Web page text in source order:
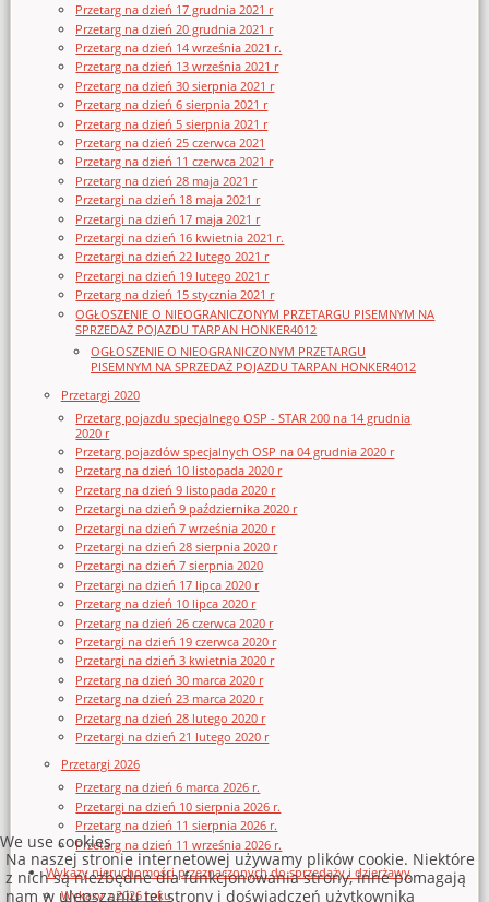
Przetarg na dzień 17 grudnia 2021 r
Przetarg na dzień 20 grudnia 2021 r
Przetarg na dzień 14 września 2021 r.
Przetarg na dzień 13 września 2021 r
Przetarg na dzień 30 sierpnia 2021 r
Przetarg na dzień 6 sierpnia 2021 r
Przetarg na dzień 5 sierpnia 2021 r
Przetarg na dzień 25 czerwca 2021
Przetarg na dzień 11 czerwca 2021 r
Przetarg na dzień 28 maja 2021 r
Przetargi na dzień 18 maja 2021 r
Przetargi na dzień 17 maja 2021 r
Przetargi na dzień 16 kwietnia 2021 r.
Przetargi na dzień 22 lutego 2021 r
Przetargi na dzień 19 lutego 2021 r
Przetarg na dzień 15 stycznia 2021 r
OGŁOSZENIE O NIEOGRANICZONYM PRZETARGU PISEMNYM NA
SPRZEDAŻ POJAZDU TARPAN HONKER4012
OGŁOSZENIE O NIEOGRANICZONYM PRZETARGU
PISEMNYM NA SPRZEDAŻ POJAZDU TARPAN HONKER4012
Przetargi 2020
Przetarg pojazdu specjalnego OSP - STAR 200 na 14 grudnia
2020 r
Przetarg pojazdów specjalnych OSP na 04 grudnia 2020 r
Przetarg na dzień 10 listopada 2020 r
Przetarg na dzień 9 listopada 2020 r
Przetargi na dzień 9 października 2020 r
Przetargi na dzień 7 września 2020 r
Przetargi na dzień 28 sierpnia 2020 r
Przetargi na dzień 7 sierpnia 2020
Przetargi na dzień 17 lipca 2020 r
Przetarg na dzień 10 lipca 2020 r
Przetarg na dzień 26 czerwca 2020 r
Przetargi na dzień 19 czerwca 2020 r
Przetargi na dzień 3 kwietnia 2020 r
Przetarg na dzień 30 marca 2020 r
Przetarg na dzień 23 marca 2020 r
Przetarg na dzień 28 lutego 2020 r
Przetargi na dzień 21 lutego 2020 r
Przetargi 2026
Przetarg na dzień 6 marca 2026 r.
Przetargi na dzień 10 sierpnia 2026 r.
Przetarg na dzień 11 sierpnia 2026 r.
Przetarg na dzień 11 września 2026 r.
Wykazy nieruchomości przeznaczonych do sprzedaży i dzierżawy
Wykazy z 2026 roku
We use cookies
Na naszej stronie internetowej używamy plików cookie. Niektóre
z nich są niezbędne dla funkcjonowania strony, inne pomagają
nam w ulepszaniu tej strony i doświadczeń użytkownika